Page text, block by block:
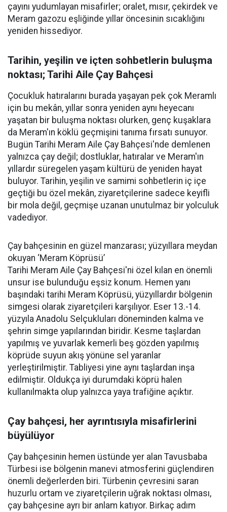
çayını yudumlayan misafirler; oralet, mısır, çekirdek ve
Meram gazozu eşliğinde yıllar öncesinin sıcaklığını
yeniden hissediyor.
Tarihin, yeşilin ve içten sohbetlerin buluşma
noktası; Tarihi Aile Çay Bahçesi
Çocukluk hatıralarını burada yaşayan pek çok Meramlı
için bu mekân, yıllar sonra yeniden aynı heyecanı
yaşatan bir buluşma noktası olurken, genç kuşaklara
da Meram'ın köklü geçmişini tanıma fırsatı sunuyor.
Bugün Tarihi Meram Aile Çay Bahçesi'nde demlenen
yalnızca çay değil; dostluklar, hatıralar ve Meram'ın
yıllardır süregelen yaşam kültürü de yeniden hayat
buluyor. Tarihin, yeşilin ve samimi sohbetlerin iç içe
geçtiği bu özel mekân, ziyaretçilerine sadece keyifli
bir mola değil, geçmişe uzanan unutulmaz bir yolculuk
vadediyor.
Çay bahçesinin en güzel manzarası; yüzyıllara meydan
okuyan ‘Meram Köprüsü’
Tarihi Meram Aile Çay Bahçesi'ni özel kılan en önemli
unsur ise bulunduğu eşsiz konum. Hemen yanı
başındaki tarihi Meram Köprüsü, yüzyıllardır bölgenin
simgesi olarak ziyaretçileri karşılıyor. Eser 13.-14.
yüzyıla Anadolu Selçukluları döneminden kalma ve
şehrin simge yapılarından biridir. Kesme taşlardan
yapılmış ve yuvarlak kemerli beş gözden yapılmış
köprüde suyun akış yönüne sel yaranlar
yerleştirilmiştir. Tabliyesi yine aynı taşlardan inşa
edilmiştir. Oldukça iyi durumdaki köprü halen
kullanılmakta olup yalnızca yaya trafiğine açıktır.
Çay bahçesi, her ayrıntısıyla misafirlerini
büyülüyor
Çay bahçesinin hemen üstünde yer alan Tavusbaba
Türbesi ise bölgenin manevi atmosferini güçlendiren
önemli değerlerden biri. Türbenin çevresini saran
huzurlu ortam ve ziyaretçilerin uğrak noktası olması,
çay bahçesine ayrı bir anlam katıyor. Birkaç adım